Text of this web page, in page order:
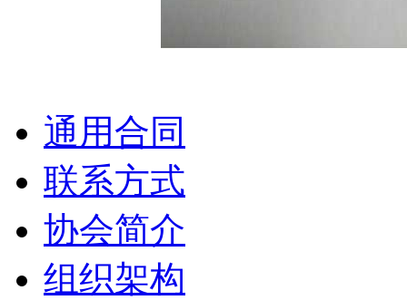
通用合同
联系方式
协会简介
组织架构